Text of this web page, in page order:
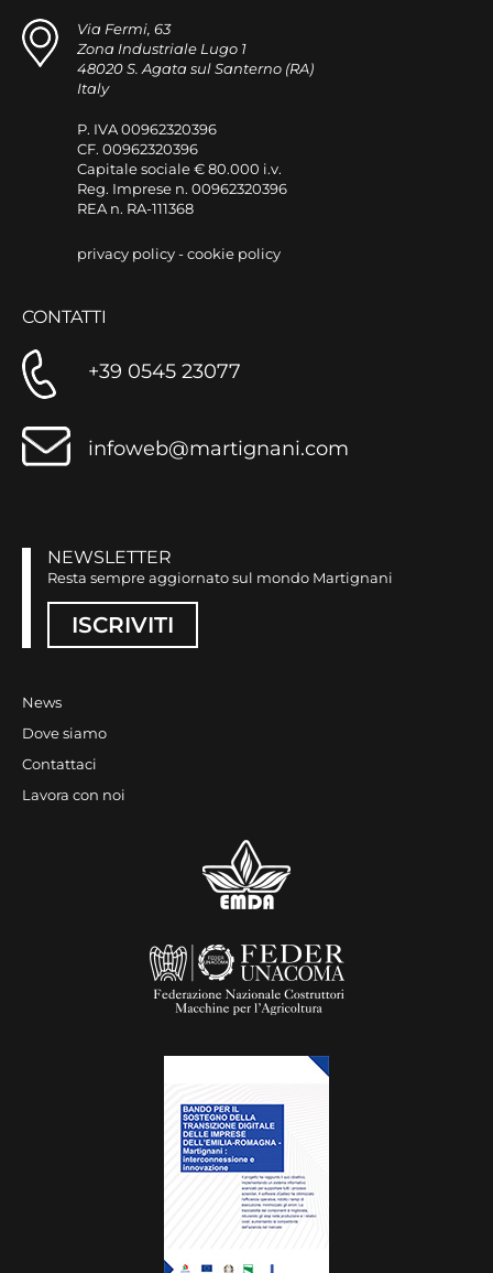
Via Fermi, 63
Zona Industriale Lugo 1
48020 S. Agata sul Santerno (RA)
Italy
P. IVA 00962320396
CF. 00962320396
Capitale sociale € 80.000 i.v.
Reg. Imprese n. 00962320396
REA n. RA-111368
privacy policy-cookie policy
CONTATTI
+39 0545 23077
infoweb@martignani.com
NEWSLETTER
Resta sempre aggiornato sul mondo Martignani
ISCRIVITI
News
Dove siamo
Contattaci
Lavora con noi